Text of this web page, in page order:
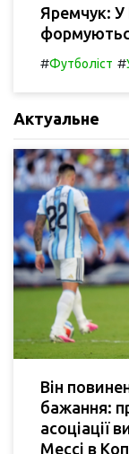
Яремчук: У
#Футболіст #
Актуальне
Він
бажання:
асоціації
Мессі в